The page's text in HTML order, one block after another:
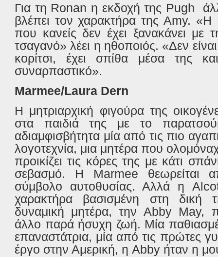
Για τη Ronan η εκδοχή της Pugh
βλέπει τον χαρακτήρα τηςAmy. «Η
που κανείς δεν έχει ξανακάνει με
τσαγανό» λέει η ηθοποιός. «Δεν
κορίτσι, έχει σπίθα μέσα της
συναρπαστικό».
Marmee/Laura Dern
Η μητριαρχική φιγούρα της
στα παιδιά της με το
αδιαμφισβήτητα μία από τις πιο
λογοτεχνία, μια μητέρα που
προικίζει τις κόρες της με κάτι
σεβασμό. Η Marmee θεωρείται
σύμβολο αυτοθυσίας. Αλλά η
χαρακτήρα βασισμένη στη δική
δυναμική μητέρα, τηνAbby May,
άλλο παρά ήσυχη ζωή. Μία
επαναστάτρια, μία από τις πρώτες
έργο στην Αμερική, η Abby ήταν η